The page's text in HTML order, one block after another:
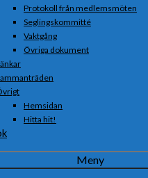
Protokoll från medlemsmöten
Seglingskommitté
Vaktgång
Övriga dokument
Hemsidan
Hitta hit!
Meny